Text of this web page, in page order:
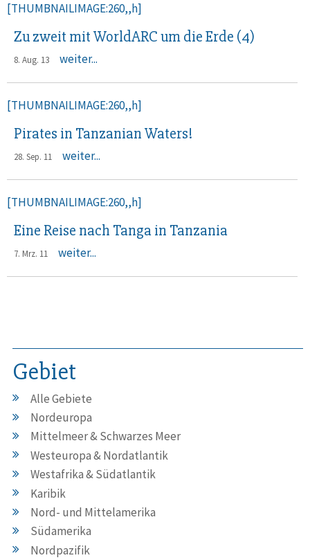
[THUMBNAILIMAGE:260,,h]
Zu zweit mit WorldARC um die Erde (4)
8. Aug. 13 weiter...
[THUMBNAILIMAGE:260,,h]
Pirates in Tanzanian Waters!
28. Sep. 11 weiter...
[THUMBNAILIMAGE:260,,h]
Eine Reise nach Tanga in Tanzania
7. Mrz. 11 weiter...
Gebiet
Alle Gebiete
Nordeuropa
Mittelmeer & Schwarzes Meer
Westeuropa & Nordatlantik
Westafrika & Südatlantik
Karibik
Nord- und Mittelamerika
Südamerika
Nordpazifik